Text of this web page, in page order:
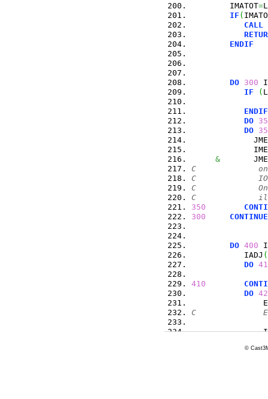
        IMATOT
=
IF (
CALL
ENDIF
DO 300
IF
(
ENDIF
DO
DO
&
C             on
C             IO
C             On
C             il
350
300
CONTINUE
DO 400 I
           IADJ
(
DO
410
DO
C
©